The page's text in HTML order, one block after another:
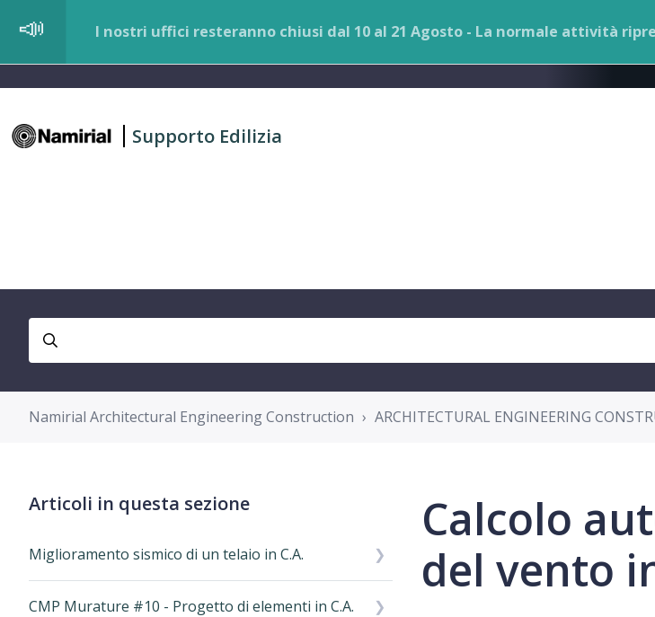
I nostri uffici resteranno chiusi dal 10 al 21 Agosto - La normale attività
Supporto Edilizia
Namirial Architectural Engineering Construction ARCHITECTURAL ENGINEERING
Articoli in questa sezione
Miglioramento sismico di un telaio in C.A.
CMP Murature #10 - Progetto di elementi in C.A.
Calcolo
del vento